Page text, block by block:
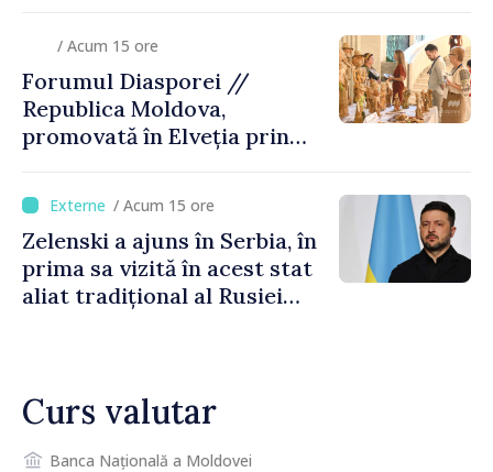
/ Acum 15 ore
Forumul Diasporei //
Republica Moldova,
promovată în Elveția prin
exporturi
/ Acum 15 ore
Zelenski a ajuns în Serbia, în
prima sa vizită în acest stat
aliat tradițional al Rusiei
Curs valutar
Banca Națională a Moldovei